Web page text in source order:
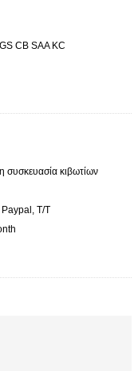
CB SAA KC
συσκευασία κιβωτίων
T/T